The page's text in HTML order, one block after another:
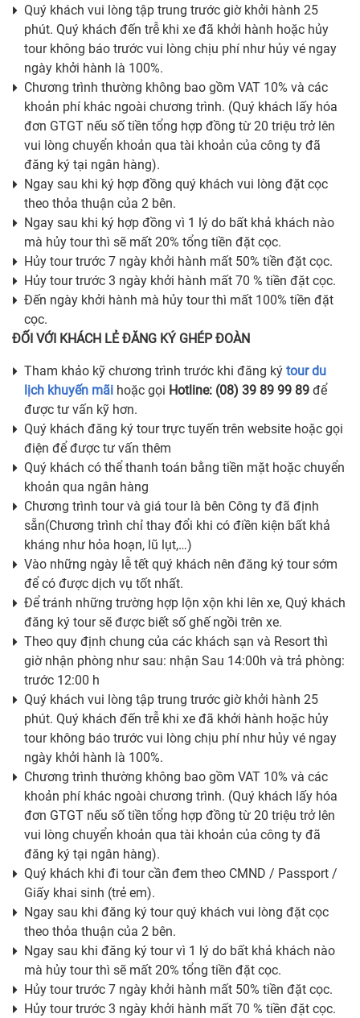
Quý khách vui lòng tập trung trước giờ khởi hành 25
phút. Quý khách đến trễ khi xe đã khởi hành hoặc hủy
tour không báo trước vui lòng chịu phí như hủy vé ngay
ngày khởi hành là 100%.
Chương trình thường không bao gồm VAT 10% và các
khoản phí khác ngoài chương trình. (Quý khách lấy hóa
đơn GTGT nếu số tiền tổng hợp đồng từ 20 triệu trở lên
vui lòng chuyển khoản qua tài khoản của công ty đã
đăng ký tại ngân hàng).
Ngay sau khi ký hợp đồng quý khách vui lòng đặt cọc
theo thỏa thuận của 2 bên.
Ngay sau khi ký hợp đồng vì 1 lý do bất khả khách nào
mà hủy tour thì sẽ mất 20% tổng tiền đặt cọc.
Hủy tour trước 7 ngày khởi hành mất 50% tiền đặt cọc.
Hủy tour trước 3 ngày khởi hành mất 70 % tiền đặt cọc.
Đến ngày khởi hành mà hủy tour thì mất 100% tiền đặt
cọc.
ĐỐI VỚI KHÁCH LẺ ĐĂNG KÝ GHÉP ĐOÀN
Tham khảo kỹ chương trình trước khi đăng ký tour du
lịch khuyến mãi hoặc gọi Hotline: (08) 39 89 99 89 để
được tư vấn kỹ hơn.
Quý khách đăng ký tour trực tuyến trên website hoặc gọi
điện để được tư vấn thêm
Quý khách có thể thanh toán bằng tiền mặt hoặc chuyển
khoản qua ngân hàng
Chương trình tour và giá tour là bên Công ty đã định
sẵn(Chương trình chỉ thay đổi khi có điền kiện bất khả
kháng như hỏa hoạn, lũ lụt,…)
Vào những ngày lễ tết quý khách nên đăng ký tour sớm
để có được dịch vụ tốt nhất.
Để tránh những trường hợp lộn xộn khi lên xe, Quý khách
đăng ký tour sẽ được biết số ghế ngồi trên xe.
Theo quy định chung của các khách sạn và Resort thì
giờ nhận phòng như sau: nhận Sau 14:00h và trả phòng:
trước 12:00 h
Quý khách vui lòng tập trung trước giờ khởi hành 25
phút. Quý khách đến trễ khi xe đã khởi hành hoặc hủy
tour không báo trước vui lòng chịu phí như hủy vé ngay
ngày khởi hành là 100%.
Chương trình thường không bao gồm VAT 10% và các
khoản phí khác ngoài chương trình. (Quý khách lấy hóa
đơn GTGT nếu số tiền tổng hợp đồng từ 20 triệu trở lên
vui lòng chuyển khoản qua tài khoản của công ty đã
đăng ký tại ngân hàng).
Quý khách khi đi tour cần đem theo CMND / Passport /
Giấy khai sinh (trẻ em).
Ngay sau khi đăng ký tour quý khách vui lòng đặt cọc
theo thỏa thuận của 2 bên.
Ngay sau khi đăng ký tour vì 1 lý do bất khả khách nào
mà hủy tour thì sẽ mất 20% tổng tiền đặt cọc.
Hủy tour trước 7 ngày khởi hành mất 50% tiền đặt cọc.
Hủy tour trước 3 ngày khởi hành mất 70 % tiền đặt cọc.